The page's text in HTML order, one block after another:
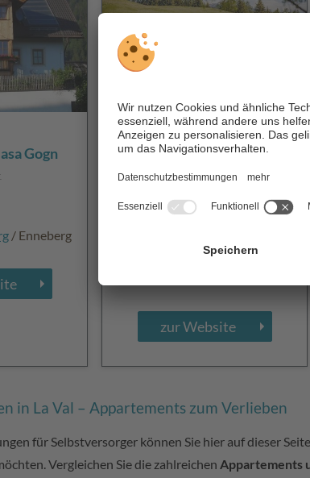
Gogn
/ Enneberg
Gscnara Agriturism
CIN +
zur Website
in La Val – Appartements zum Verlieben
für Selbstversorger können Sie hier auf dieser
Vergleichen Sie die zahlreichen Appartements